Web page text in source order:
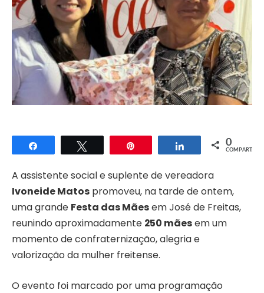
Compartilhar Compartilhar
0
COMPART.
A assistente social e suplente de vereadora
Ivoneide Matos promoveu, na tarde de ontem,
uma grande Festa das Mãesem José de Freitas,
reunindo aproximadamente 250 mãesem um
momento de confraternização, alegria e
valorização da mulher freitense.
O evento foi marcado por uma programação